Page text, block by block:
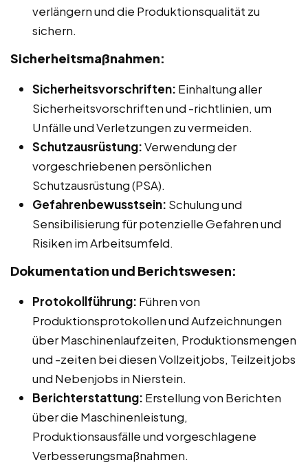
verlängern und die Produktionsqualität zu
sichern.
Sicherheitsmaßnahmen:
Sicherheitsvorschriften: Einhaltung aller
Sicherheitsvorschriften und -richtlinien, um
Unfälle und Verletzungen zu vermeiden.
Schutzausrüstung:Verwendung der
vorgeschriebenen persönlichen
Schutzausrüstung (PSA).
Gefahrenbewusstsein: Schulung und
Sensibilisierung für potenzielle Gefahren und
Risiken im Arbeitsumfeld.
Dokumentation und Berichtswesen:
Protokollführung: Führen von
Produktionsprotokollen und Aufzeichnungen
über Maschinenlaufzeiten, Produktionsmengen
und -zeiten bei diesen Vollzeitjobs, Teilzeitjobs
und Nebenjobs in Nierstein.
Berichterstattung: Erstellung von Berichten
über die Maschinenleistung,
Produktionsausfälle und vorgeschlagene
Verbesserungsmaßnahmen.